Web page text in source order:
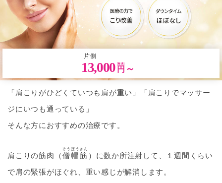
片側
13,000 円 ～
「肩こりがひどくていつも肩が重い」「肩こりでマッサー
ジにいつも通っている」
そんな方におすすめの治療です。
肩こりの筋肉（僧帽筋
そうぼうきん
）に数か所注射して、１週間くらい
で肩の緊張がほぐれ、重い感じが解消します。